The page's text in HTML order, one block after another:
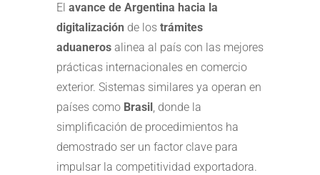
El avance de Argentina hacia la
digitalización de los trámites
aduaneros alinea al país con las mejores
prácticas internacionales en comercio
exterior. Sistemas similares ya operan en
países como Brasil , donde la
simplificación de procedimientos ha
demostrado ser un factor clave para
impulsar la competitividad exportadora.